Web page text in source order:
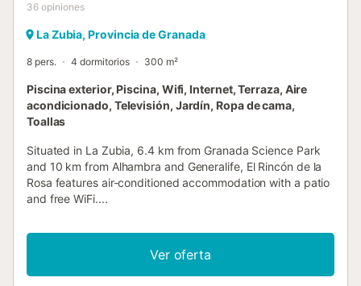
36 opiniones
La Zubia, Provincia de Granada
8 pers. 4 dormitorios 300 m²
Piscina exterior, Piscina, Wifi, Internet, Terraza, Aire
acondicionado, Televisión, Jardín, Ropa de cama,
Toallas
Situated in La Zubia, 6.4 km from Granada Science Park
and 10 km from Alhambra and Generalife, El Rincón de la
Rosa features air-conditioned accommodation with a patio
and free WiFi....
Ver oferta